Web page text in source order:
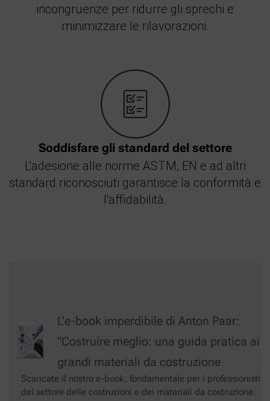
incongruenze per ridurre gli sprechi e
minimizzare le rilavorazioni.
Soddisfare gli standard del settore
L'adesione alle norme ASTM, EN e ad altri
standard riconosciuti garantisce la conformità e
l'affidabilità.
L'e-book imperdibile di Anton Paar:
"Costruire meglio: una guida pratica ai
grandi materiali da costruzione
Scaricate il nostro e-book, fondamentale per i professionisti
del settore delle costruzioni e dei materiali da costruzione.